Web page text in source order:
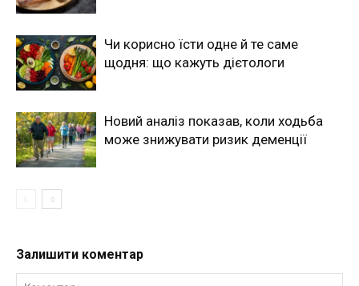
Чи корисно їсти одне й те саме
щодня: що кажуть дієтологи
Новий аналіз показав, коли ходьба
може знижувати ризик деменції
Залишити коментар